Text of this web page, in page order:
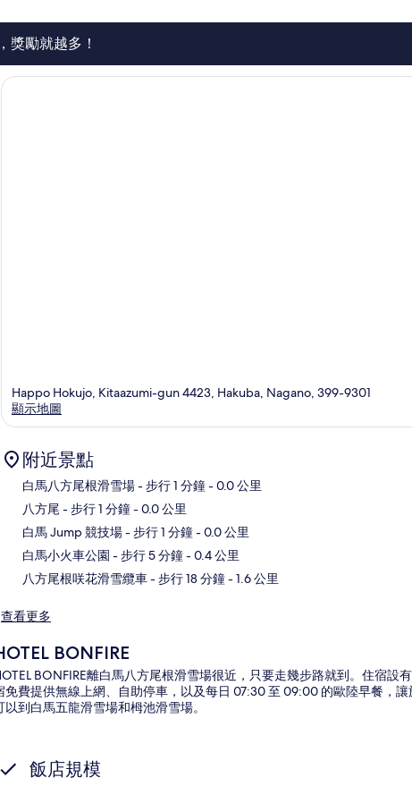
則
則
獎勵就越多！
Happo Hokujo, Kitaazumi-gun 4423, Hakuba, Nagano, 399-9301
顯示地圖
附近景點
白馬八方尾根滑雪場- 步行 1 分鐘- 0.0 公里
八方尾 - 步行 1 分鐘- 0.0 公里
白馬 Jump 競技場- 步行 1 分鐘- 0.0 公里
白馬小火車公園 - 步行 5 分鐘- 0.4 公里
八方尾根咲花滑雪纜車- 步行 18 分鐘- 1.6 公里
查看更多
BONFIRE
BONFIRE離白馬八方尾根滑雪場很近，只要走幾步路就到。住宿
免費提供無線上網、自助停車，以及每日 07:30 至 09:00 的歐陸早餐，
以到白馬五龍滑雪場和栂池滑雪場。
飯店規模